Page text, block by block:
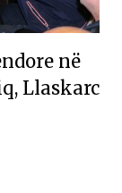
në
Llaskarc